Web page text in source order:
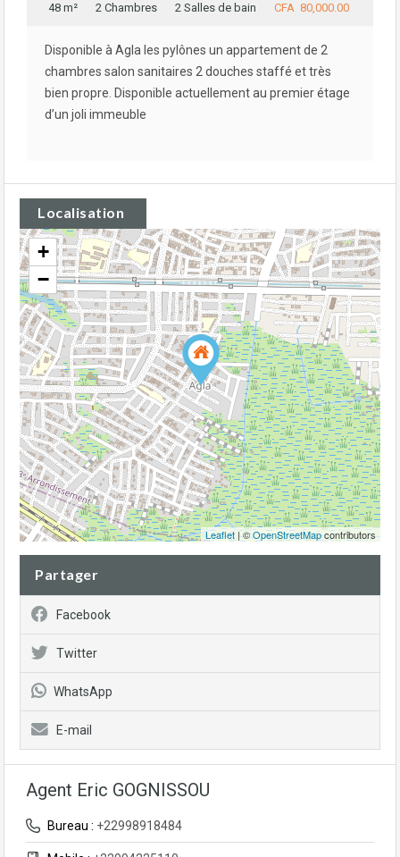
48 m² 2 Chambres 2 Salles de bain CFA 80,000.00
Disponible à Agla les pylônes un appartement de 2
chambres salon sanitaires 2 douches staffé et très
bien propre. Disponible actuellement au premier étage
d’un joli immeuble
Localisation
+
−
Leaflet | ©OpenStreetMapcontributors
Partager
Facebook
Twitter
WhatsApp
E-mail
Agent Eric GOGNISSOU
Bureau : +22998918484